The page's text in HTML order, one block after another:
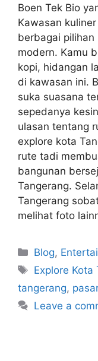
Boen Tek Bio
Kawasan
berbagai pilihan
modern. Kamu
kopi, hidangan
di kawasan ini.
suka suasana
sepedanya
ulasan tentang
explore kota
rute tadi
bangunan
Tangerang.
Tangerang
melihat foto
Blog,
Explore Kota
tangerang,
Leave a